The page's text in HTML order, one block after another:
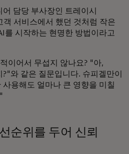
담당 부사장인 트레이시
서비스에서 했던 것처럼 작은
를 시작하는 현명한 방법이라고
이어서 무섭지 않나요? "아,
와 같은 질문입니다. 슈피겔만이
용해도 얼마나 큰 영향을 미칠
순위를 두어 신뢰